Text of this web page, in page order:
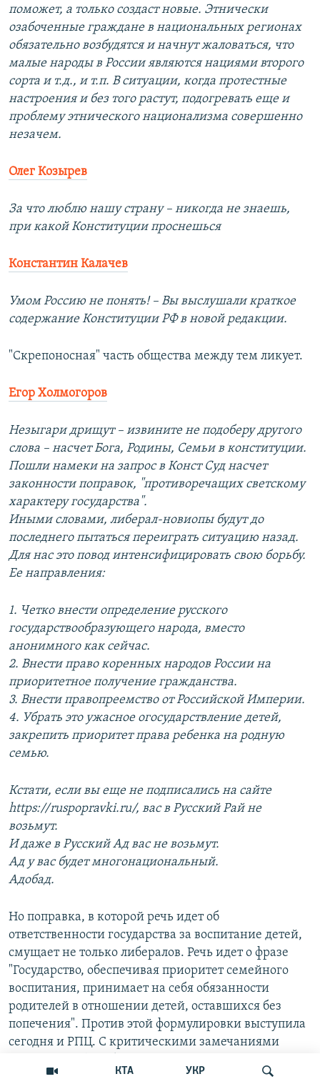
КТА УКР
поможет, а только создаст новые. Этнически
озабоченные граждане в национальных регионах
обязательно возбудятся и начнут жаловаться, что
малые народы в России являются нациями второго
сорта и т.д., и т.п. В ситуации, когда протестные
настроения и без того растут, подогревать еще и
проблему этнического национализма совершенно
незачем.
Олег Козырев
За что люблю нашу страну – никогда не знаешь,
при какой Конституции проснешься
Константин Калачев
Умом Россию не понять! – Вы выслушали краткое
содержание Конституции РФ в новой редакции.
"Скрепоносная" часть общества между тем ликует.
Егор Холмогоров
Незыгари дрищут – извините не подоберу другого
слова – насчет Бога, Родины, Семьи в конституции.
Пошли намеки на запрос в Конст Суд насчет
законности поправок, "противоречащих светскому
характеру государства".
Иными словами, либерал-новиопы будут до
последнего пытаться переиграть ситуацию назад.
Для нас это повод интенсифицировать свою борьбу.
Ее направления:
1. Четко внести определение русского
государствообразующего народа, вместо
анонимного как сейчас.
2. Внести право коренных народов России на
приоритетное получение гражданства.
3. Внести правопреемство от Российской Империи.
4. Убрать это ужасное огосударствление детей,
закрепить приоритет права ребенка на родную
семью.
Кстати, если вы еще не подписались на сайте
https://ruspopravki.ru/, вас в Русский Рай не
возьмут.
И даже в Русский Ад вас не возьмут.
Ад у вас будет многонациональный.
Адобад.
Но поправка, в которой речь идет об
ответственности государства за воспитание детей,
смущает не только либералов. Речь идет о фразе
"Государство, обеспечивая приоритет семейного
воспитания, принимает на себя обязанности
родителей в отношении детей, оставшихся без
попечения". Против этой формулировки выступила
сегодня и РПЦ. С критическими замечаниями
по внесению поправок, президент